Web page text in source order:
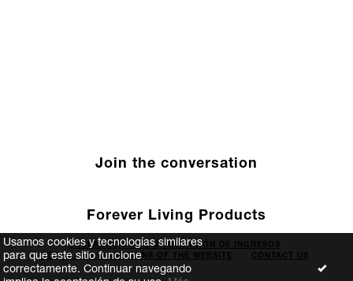
Join the conversation
Forever Living Products
DECLARACIÓN DE DIVULGACIÓN DE INGRESOS
TERMS AND CONDITIONS OF THE WEBSITE
CONTACT US
Usamos cookies y tecnologías similares
para que este sitio funcione
correctamente. Continuar navegando